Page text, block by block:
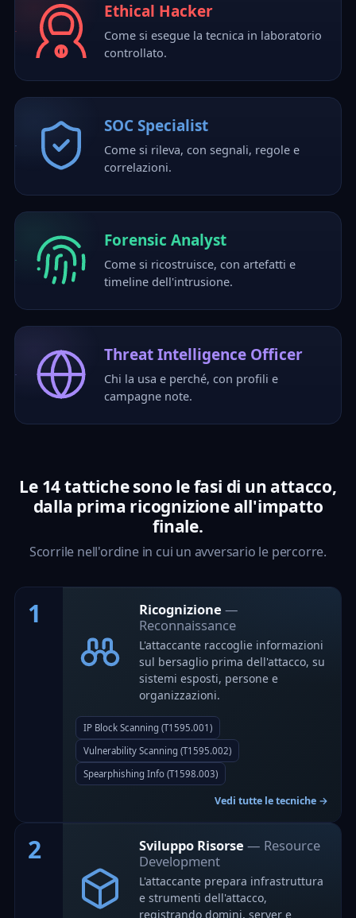
Ethical Hacker
Come si esegue la tecnica in laboratorio
controllato.
SOC Specialist
Come si rileva, con segnali, regole e
correlazioni.
Forensic Analyst
Come si ricostruisce, con artefatti e
timeline dell'intrusione.
Threat Intelligence Officer
Chi la usa e perché, con profili e
campagne note.
Le 14 tattichesono le fasi di un attacco,
dalla prima ricognizioneall'impatto
finale.
Scorrile nell'ordine in cui un avversario le percorre.
1 Ricognizione —
Reconnaissance
L'attaccante raccoglie informazioni
sul bersaglio prima dell'attacco, su
sistemi esposti, persone e
organizzazioni.
IP Block Scanning (T1595.001)
Vulnerability Scanning (T1595.002)
Spearphishing Info (T1598.003)
Vedi tutte le tecniche →
2 Sviluppo Risorse — Resource
Development
L'attaccante prepara infrastruttura
e strumenti dell'attacco,
registrando domini, server e